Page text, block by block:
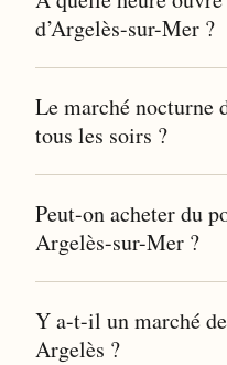
d’Argelès-sur-Mer ?
Le marché nocturne
tous les soirs ?
Peut-on acheter du
Argelès-sur-Mer ?
Y a-t-il un marché
Argelès ?